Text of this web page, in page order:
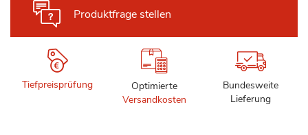
Produktfrage stellen
Tiefpreisprüfung
Optimierte
Versandkosten
Bundesweite
Lieferung